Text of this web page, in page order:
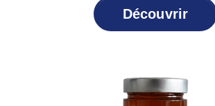
Découvrir